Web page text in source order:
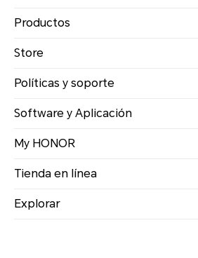
Productos
Store
Políticas y soporte
Software y Aplicación
My HONOR
Tienda en línea
Explorar